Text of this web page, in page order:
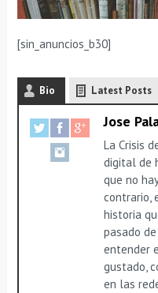
[sin_anuncios_b30]
Bio Latest Posts
Jose
La Crisis
digital de
que no
contrario,
historia
pasado
entender
gustado,
en las